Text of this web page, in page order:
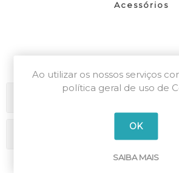
Acessórios
Ao utilizar os nossos serviços
política geral de uso de
OK
SAIBA MAIS